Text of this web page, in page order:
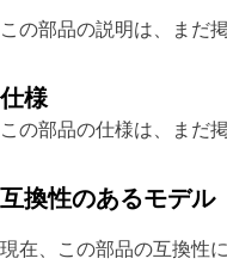
この部品の説明は、まだ
仕様
この部品の仕様は、まだ
互換性のあるモデル
現在、この部品の互換性